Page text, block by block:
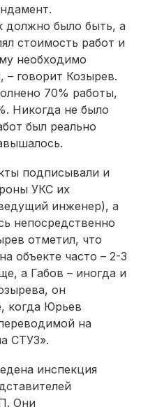
должно было быть, а
стоимость работ и
необходимо
– говорит Козырев.
70% работы,
Никогда не было
был реально
подписывали и
УКС их
инженер), а
непосредственно
отметил, что
объекте часто – 2-3
а Габов – иногда и
он
когда Юрьев
на
СТУЗ».
инспекция
Они